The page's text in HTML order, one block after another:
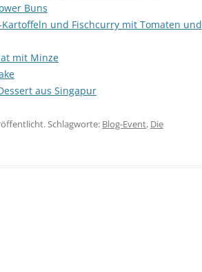
Buns
Kartoffeln und Fischcurry mit Tomaten und
mit Minze
aus Singapur
Schlagworte: Blog-Event, Die